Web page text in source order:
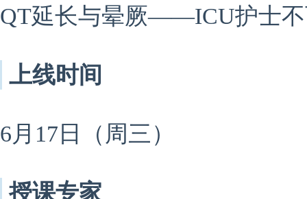
QT延长与晕厥——ICU护士不
上线时间
6月17日（周三）
授课专家